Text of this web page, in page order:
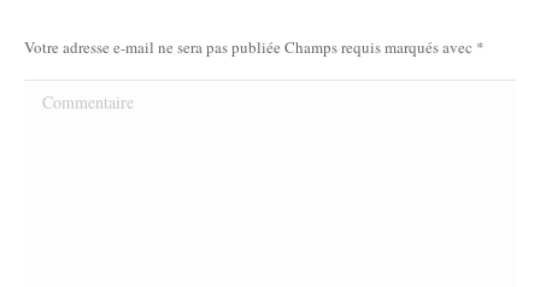
Votre adresse e-mail ne sera pas publiée Champs requis marqués avec *
Commentaire